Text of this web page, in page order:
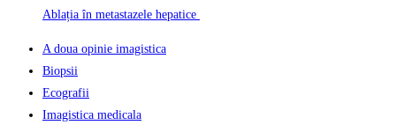
Ablația în metastazele hepatice
A doua opinie imagistica
Biopsii
Ecografii
Imagistica medicala